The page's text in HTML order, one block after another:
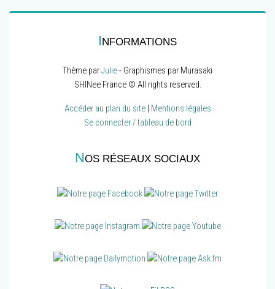
INFORMATIONS
Thème parJulie- Graphismes par Murasaki
SHINee France © All rights reserved.
Accéder au plan du site| Mentions légales
Se connecter / tableau de bord
NOS RÉSEAUX SOCIAUX